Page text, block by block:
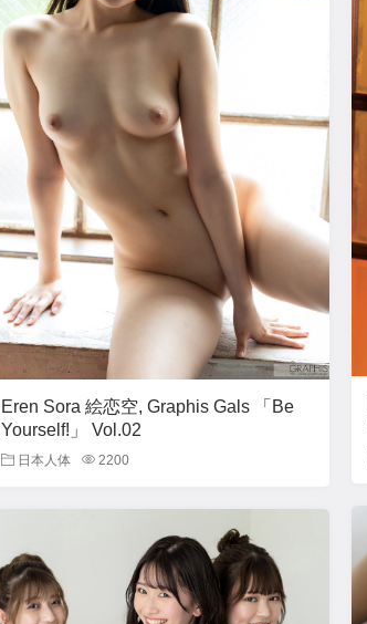
Eren Sora 絵恋空, Graphis Gals 「Be
Yourself!」 Vol.02
日本人体 2200